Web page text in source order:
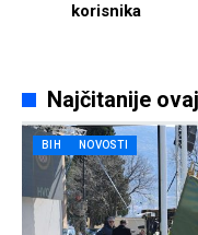
korisnika
Najčitanije
BIH NOVOSTI